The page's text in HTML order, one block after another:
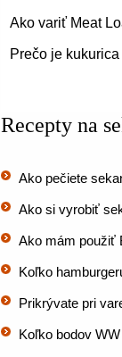
Ako variť Meat
Prečo je
Recepty na
Ako pečiete
Ako si vyrobiť
Ako mám použiť
Koľko
Prikrývate pri
Koľko bodov